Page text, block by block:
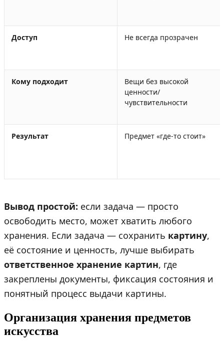
Доступ Не всегда прозрачен
Кому подходит
Вещи без высокой
ценности/
чувствительности
Результат Предмет «где-то стоит»
Вывод простой: если задача — просто
освободить место, может хватить любого
хранения. Если задача — сохранить картину,
её состояние и ценность, лучше выбирать
ответственное хранение картин, где
закреплены документы, фиксация состояния и
понятный процесс выдачи картины.
Организация хранения предметов
искусства